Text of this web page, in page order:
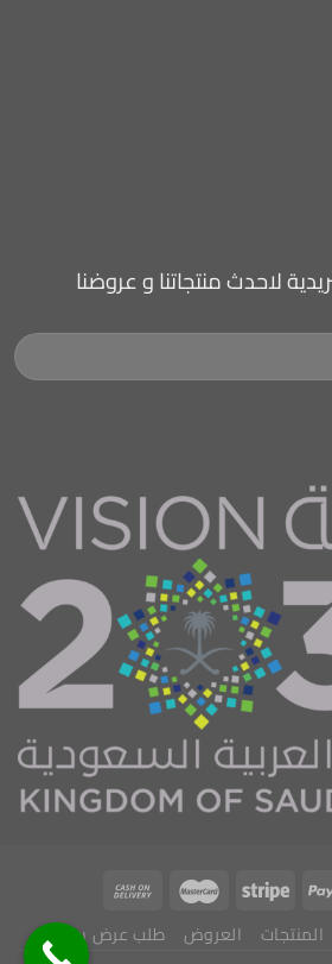
لاحدث منتجاتنا و عروضنا
المنتجات العروض طلب عرض سعر